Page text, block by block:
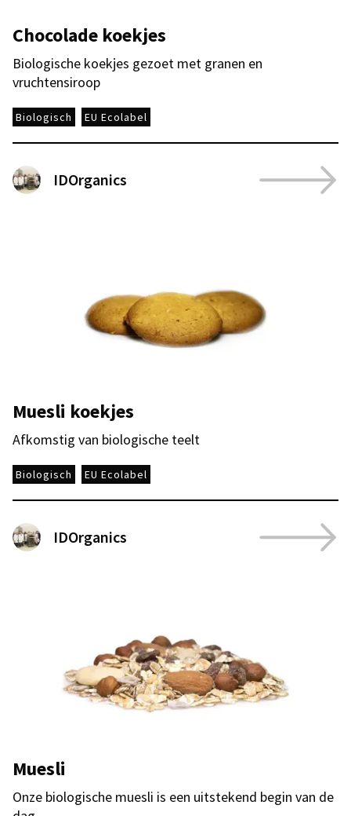
Chocolade koekjes
Biologische koekjes gezoet met granen en
vruchtensiroop
Biologisch EU Ecolabel
IDOrganics
Muesli koekjes
Afkomstig van biologische teelt
Biologisch EU Ecolabel
IDOrganics
Muesli
Onze biologische muesli is een uitstekend begin van de